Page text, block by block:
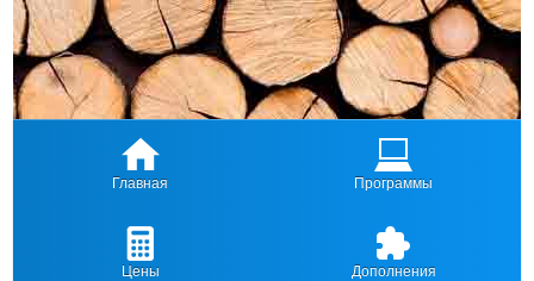
Главная Программы
Цены Дополнения